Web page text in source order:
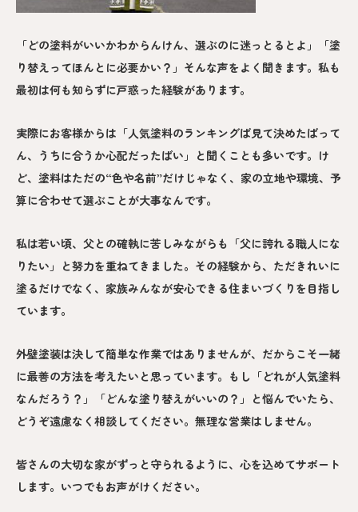
「どの塗料がいいかわからんけん、選ぶのに迷っとるとよ」「塗
り替えってほんとに必要かい？」そんな声をよく聞きます。私も
最初は何も知らずに戸惑った経験があります。
実際にお客様からは「人気塗料のランキングば見て決めたばって
ん、うちに合うか心配だったばい」と聞くことも多いです。け
ど、塗料はただの“色や名前”だけじゃなく、家の立地や環境、予
算に合わせて選ぶことが大事なんです。
私は若い頃、父との確執に苦しみながらも「父に誇れる職人にな
りたい」と努力を重ねてきました。その経験から、ただきれいに
塗るだけでなく、家族みんなが安心できる住まいづくりを目指し
ています。
外壁塗装は決して簡単な作業ではありませんが、だからこそ一緒
に最善の方法を考えたいと思っています。もし「どれが人気塗料
なんだろう？」「どんな塗り替えがいいの？」と悩んでいたら、
どうぞ遠慮なく相談してください。無理な営業はしません。
皆さんの大切な家がずっと守られるように、心を込めてサポート
します。いつでもお声がけください。